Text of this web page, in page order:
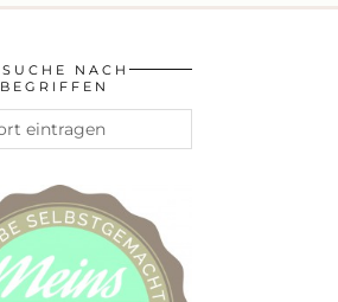
SUCHE NACH
BEGRIFFEN